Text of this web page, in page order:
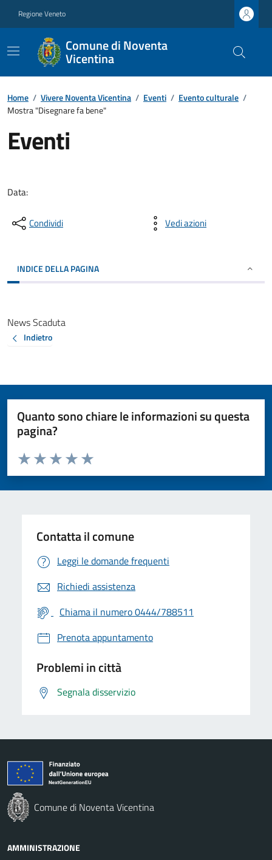
Regione Veneto
Comune di Noventa
Vicentina
Home / Vivere Noventa Vicentina / Eventi / Evento culturale /
Mostra "Disegnare fa bene"
Eventi
Data:
Condividi Vedi azioni
INDICE DELLA PAGINA
News Scaduta
Indietro
Quanto sono chiare le informazioni su questa
pagina?
Valuta da 1 a 5 stelle la pagina
Valuta 5 stelle su 5
Valuta 4 stelle su 5
Valuta 3 stelle su 5
Valuta 2 stelle su 5
Valuta 1 stelle su 5
Contatta il comune
Leggi le domande frequenti
Richiedi assistenza
Chiama il numero 0444/788511
Prenota appuntamento
Problemi in città
Segnala disservizio
Comune di Noventa Vicentina
AMMINISTRAZIONE